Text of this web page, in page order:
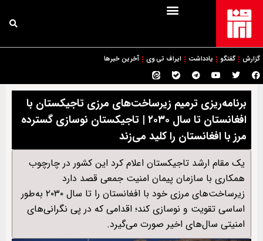
گزارش گفتگو یادداشت ایراف تی وی آخرین خبرها
برنامه‌ریزی ترمیم زیرساخت‌های مرزی تاجیکستان با
افغانستان تا سال ۲۰۳۰ | تاجیکستان نوسازی گسترده
مرز با افغانستان را کلید می‌زند
یک مقام ارشد تاجیکستان اعلام کرد این کشور در چارچوب
همکاری با سازمان پیمان امنیت جمعی قصد دارد
زیرساخت‌های مرزی خود با افغانستان را تا سال ۲۰۳۰ به‌طور
اساسی تقویت و نوسازی کند؛ اقدامی که در پی نگرانی‌های
امنیتی سال‌های اخیر صورت می‌گیرد.